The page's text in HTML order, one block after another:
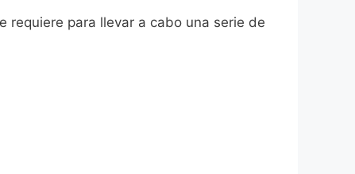
requiere para llevar a cabo una serie de